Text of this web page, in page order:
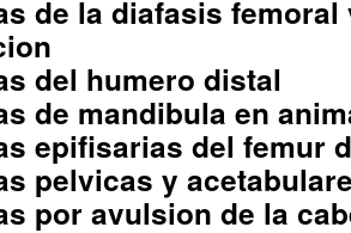
de la diafasis
del humero distal
de mandibula en
epifisarias del femur
pelvicas y
por avulsion de la